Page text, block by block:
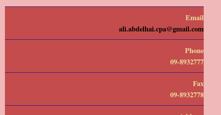
Email
ali.abdelhai.cpa@gmail.com
Phone
09-8932777
Fax
09-8932778